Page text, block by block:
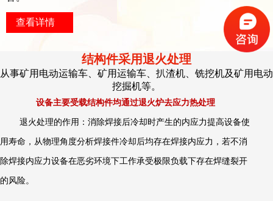
查看详情
结构件采用退火处理
从事矿用电动运输车、矿用运输车、扒渣机、铣挖机及矿用电动
挖掘机等。
设备主要受载结构件均通过退火炉去应力热处理
退火处理的作用：消除焊接后冷却时产生的内应力提高设备使
用寿命，从物理角度分析焊接件冷却后均存在焊接内应力，若不消
除焊接内应力设备在恶劣环境下工作承受极限负载下存在焊缝裂开
的风险。